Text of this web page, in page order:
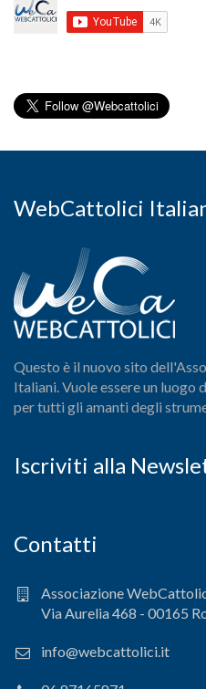
WebCattolici
Questo è il nuovo sito
Italiani. Vuole essere un luogo
per tutti gli amanti degli
Iscriviti alla
Contatti
Associazione
Via Aurelia 468 - 00165
info@webcattolici.it